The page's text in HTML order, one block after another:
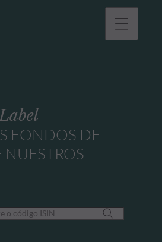
FONDOS DE